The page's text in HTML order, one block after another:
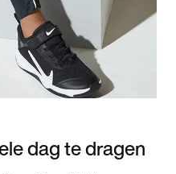
dag te dragen